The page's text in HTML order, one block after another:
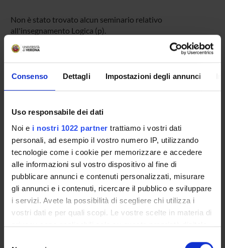
Consenso Dettagli Impostazioni degli annunci
Uso responsabile dei dati
Noi e i nostri 1022 partner trattiamo i vostri dati
personali, ad esempio il vostro numero IP, utilizzando
tecnologie come i cookie per memorizzare e accedere
alle informazioni sul vostro dispositivo al fine di
pubblicare annunci e contenuti personalizzati, misurare
gli annunci e i contenuti, ricercare il pubblico e sviluppare
i servizi. Avete la possibilità di scegliere chi utilizza i
vostri dati e per quali scopi. Le vostre scelte in materia di
privacy sono applicabili solo su questa proprietà digitale
Non è stato trovato alcun seminario relativo
all'insegnamento Logica (p).
OFFERTA FORMATIVA
Contatti
Persone
Luoghi
Calendario